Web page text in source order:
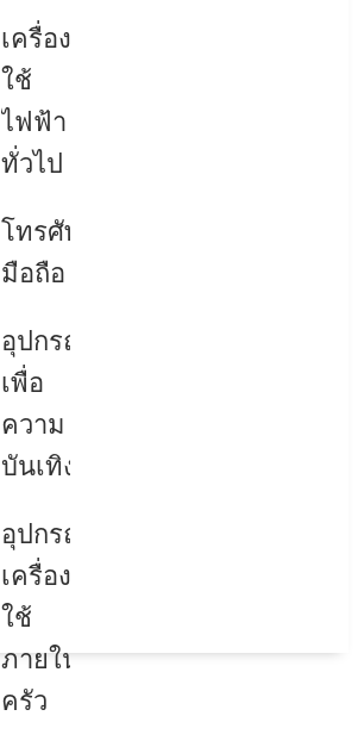
เครื่อง
ใช้
ไฟฟ้า
ทั่วไป
โทรศัพท์
มือถือ
อุปกรณ์
เพื่อ
ความ
บันเทิง
อุปกรณ์
เครื่อง
ใช้
ภายใน
ครัว